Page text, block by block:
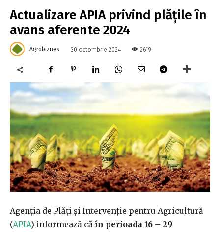
Actualizare APIA privind plățile în
avans aferente 2024
Agrobiznes 30 octombrie 2024 2619
Agenția de Plăți și Intervenție pentru Agricultură
(APIA) informează că în perioada 16 – 29